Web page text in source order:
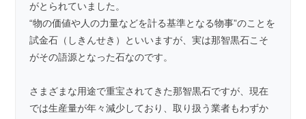
がとられていました。
“物の価値や人の力量などを計る基準となる物事”のことを
試金石（しきんせき）といいますが、実は那智黒石こそ
がその語源となった石なのです。
さまざまな用途で重宝されてきた那智黒石ですが、現在
では生産量が年々減少しており、取り扱う業者もわずか